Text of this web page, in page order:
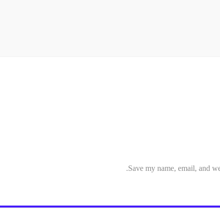
Save my name, email, and